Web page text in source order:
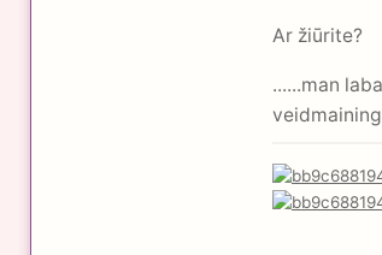
Ar žiūrite?
......man